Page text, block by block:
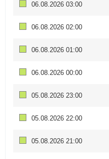
06.08.2026 03:00
06.08.2026 02:00
06.08.2026 01:00
06.08.2026 00:00
05.08.2026 23:00
05.08.2026 22:00
05.08.2026 21:00